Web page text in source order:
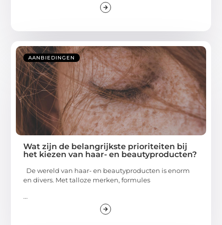
AANBIEDINGEN
Wat zijn de belangrijkste prioriteiten bij
het kiezen van haar- en beautyproducten?
De wereld van haar- en beautyproducten is enorm
en divers. Met talloze merken, formules
...